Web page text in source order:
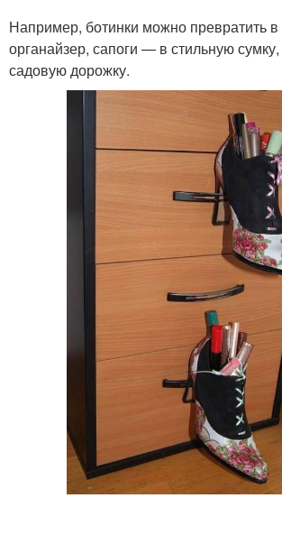
Например, ботинки можно превратить в
органайзер, сапоги — в стильную
садовую дорожку.